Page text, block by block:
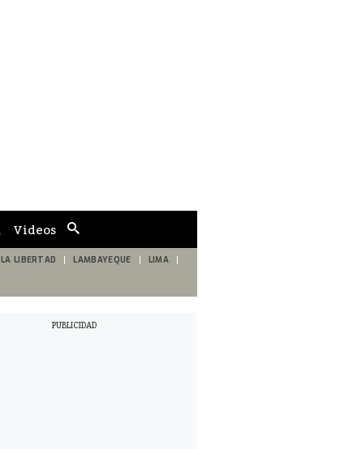
de
búsqueda
Videos
LA LIBERTAD LAMBAYEQUE LIMA